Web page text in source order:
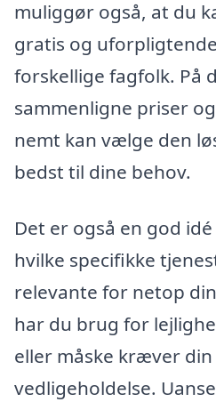
muliggør også, at du
gratis og
forskellige fagfolk. På
sammenligne priser
nemt kan vælge den
bedst til dine behov.
Det er også en god
hvilke specifikke
relevante for netop
har du brug for
eller måske kræver
vedligeholdelse.